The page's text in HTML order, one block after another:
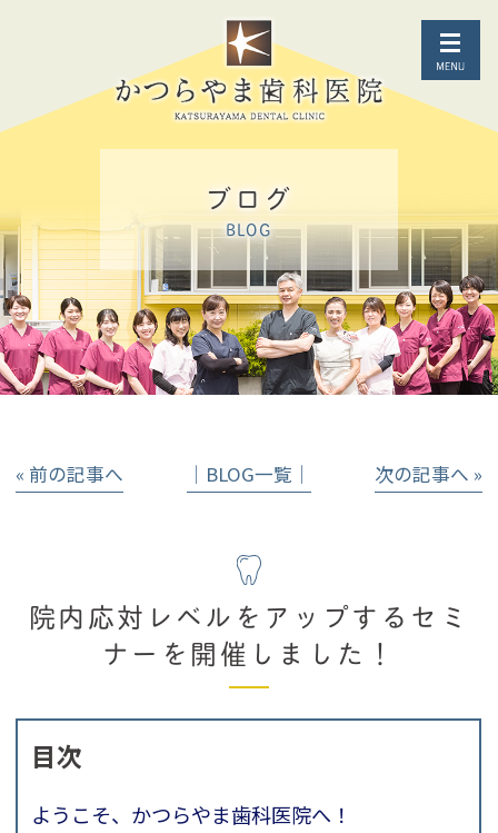
ブログ
BLOG
« 前の記事へ │BLOG一覧│ 次の記事へ »
院内応対レベルをアップするセミ
ナーを開催しました！
目次
ようこそ、かつらやま歯科医院へ！